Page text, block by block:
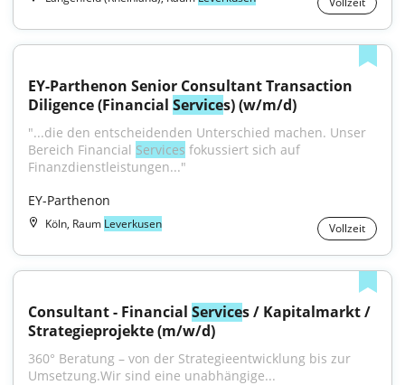
EY-Parthenon Senior Consultant Transaction
Diligence (Financial Services) (w/m/d)
"...die den entscheidenden Unterschied machen. Unser
Bereich Financial Services fokussiert sich auf
Finanzdienstleistungen..."
EY-Parthenon
Köln, Raum Leverkusen Vollzeit
Consultant - Financial Services / Kapitalmarkt /
Strategieprojekte (m/w/d)
360° Beratung – von der Strategieentwicklung bis zur
Umsetzung.Wir sind eine unabhängige...